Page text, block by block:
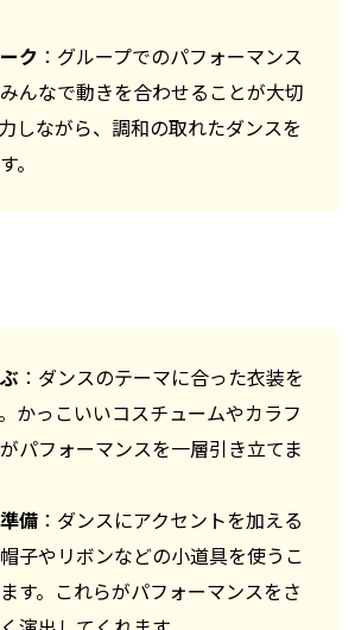
ク ：グループでのパフォーマンス
んなで動きを合わせることが大切
しながら、調和の取れたダンスを
。
：ダンスのテーマに合った衣装を
かっこいいコスチュームやカラフ
パフォーマンスを一層引き立てま
備 ：ダンスにアクセントを加える
子やリボンなどの小道具を使うこ
す。これらがパフォーマンスをさ